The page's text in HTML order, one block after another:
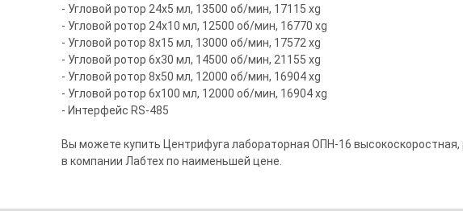
- Угловой ротор 24х5 мл, 13500 об/мин, 17115 xg
- Угловой ротор 24х10 мл, 12500 об/мин, 16770 xg
- Угловой ротор 8х15 мл, 13000 об/мин, 17572 xg
- Угловой ротор 6х30 мл, 14500 об/мин, 21155 xg
- Угловой ротор 8х50 мл, 12000 об/мин, 16904 xg
- Угловой ротор 6х100 мл, 12000 об/мин, 16904 xg
- Интерфейс RS-485
Вы можете купить Центрифуга лабораторная ОПН-16 высокоскоростная,
в компании Лабтех по наименьшей цене.